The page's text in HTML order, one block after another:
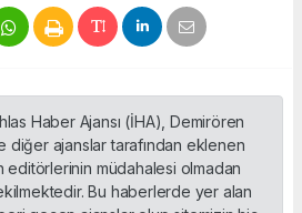
Haber Ajansı (İHA), Demirören
diğer ajanslar tarafından eklenen
editörlerinin müdahalesi olmadan
Bu haberlerde yer alan